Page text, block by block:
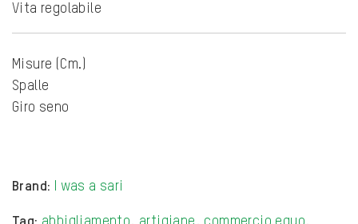
Vita regolabile
Misure (Cm.)
Spalle
Giro seno
Brand: I was a sari